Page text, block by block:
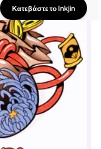
Κατεβάστε το Inkjin